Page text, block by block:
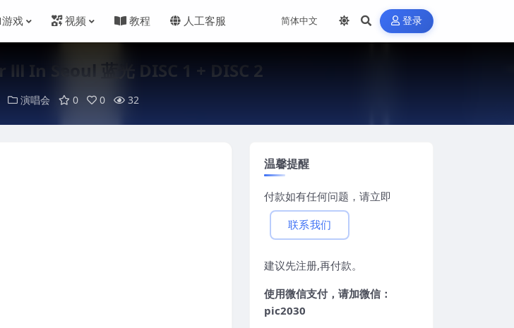
戏 视频 教程 人工客服 登录
In Seoul 蓝光 DISC 1 + DISC 2
演唱会 0 0 32
温馨提醒
付款如有任何问题，请立即
联系我们
建议先注册,再付款。
使用微信支付，请加微信：
pic2030